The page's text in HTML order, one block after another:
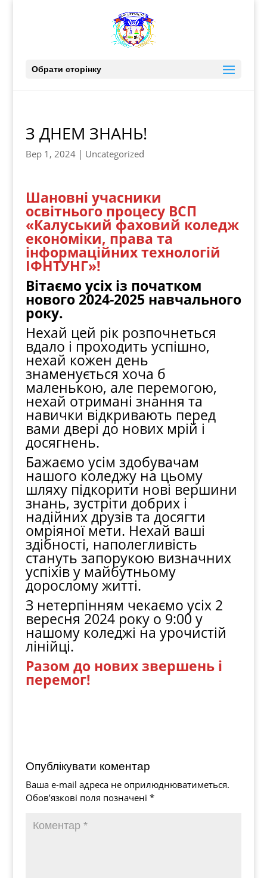
Обрати сторінку
З ДНЕМ ЗНАНЬ!
Вер 1, 2024| Uncategorized
Шановні учасники
освітнього процесу ВСП
«Калуський фаховий коледж
економіки, права та
інформаційних технологій
ІФНТУНГ»!
Вітаємо усіх із початком
нового 2024-2025 навчального
року.
Нехай цей рік розпочнеться
вдало і проходить успішно,
нехай кожен день
знаменується хоча б
маленькою, але перемогою,
нехай отримані знання та
навички відкривають перед
вами двері до нових мрій і
досягнень.
Бажаємо усім здобувачам
нашого коледжу на цьому
шляху підкорити нові вершини
знань, зустріти добрих і
надійних друзів та досягти
омріяної мети. Нехай ваші
здібності, наполегливість
стануть запорукою визначних
успіхів у майбутньому
дорослому житті.
З нетерпінням чекаємо усіх 2
вересня 2024 року о 9:00 у
нашому коледжі на урочистій
лінійці.
Разом до нових звершень і
перемог!
Опублікувати коментар
Ваша e-mail адреса не оприлюднюватиметься.
Обов’язкові поля позначені *